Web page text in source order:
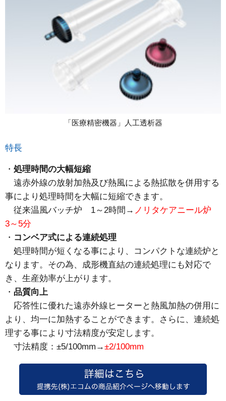
「医療精密機器」人工透析器
特長
処理時間の大幅短縮
遠赤外線の放射加熱及び熱風による熱拡散を併用する
事により処理時間を大幅に短縮できます。
従来温風バッチ炉 1～2時間→ ノリタケアニール炉
3～5分
コンベア式による連続処理
処理時間が短くなる事により、コンパクトな連続炉と
なります。その為、成形機直結の連続処理にも対応で
き、生産効率が上がります。
品質向上
応答性に優れた遠赤外線ヒーターと熱風加熱の併用に
より、均一に加熱することができます。さらに、連続処
理する事により寸法精度が安定します。
寸法精度：±5/100mm→±2/100mm